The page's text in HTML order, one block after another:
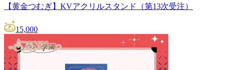
【黄金つむぎ】KVアクリルスタンド（第13次受注）
15,000